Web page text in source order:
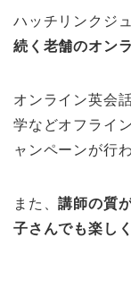
ハッチリンクジ
続く老舗のオン
オンライン英会
学などオフライ
ャンペーンが行
また、講師の質
子さんでも楽し